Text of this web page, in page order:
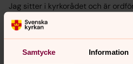
Samtycke Information
Jag sitter i kyrkorådet och är
församlingsråd.
Kyrkans viktigaste uppgifter är att
gemensamma tro.